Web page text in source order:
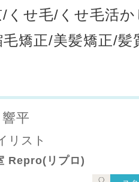
/くせ毛/くせ毛活
毛矯正/美髪矯正/髪
平
リスト
Repro(リプロ)